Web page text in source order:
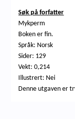
Søk på forfatter
Mykperm
Boken er fin.
Språk: Norsk
Sider: 129
Vekt: 0,214
Illustrert: Nei
Denne utgaven er